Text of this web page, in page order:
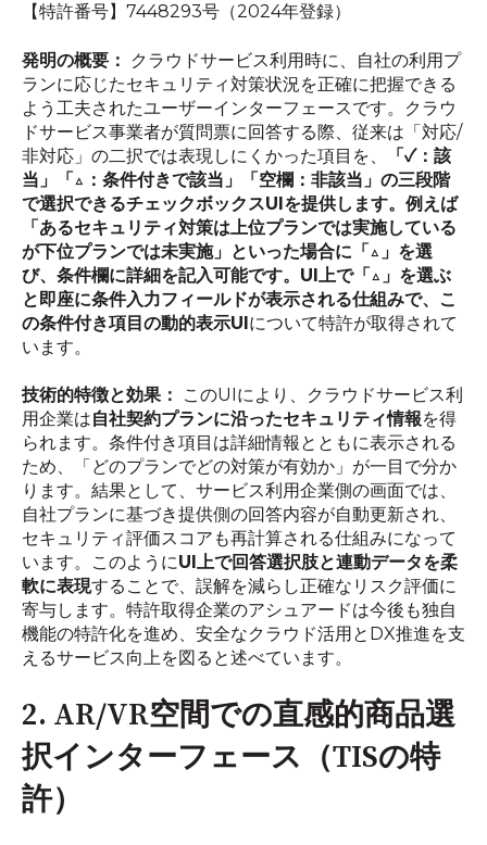
【特許番号】7448293号（2024年登録）
発明の概要：
クラウドサービス利用時に、自社の利用プ
ランに応じたセキュリティ対策状況を正確に把握できる
よう工夫されたユーザーインターフェースです。クラウ
ドサービス事業者が質問票に回答する際、従来は「対応/
非対応」の二択では表現しにくかった項目を、
「✓：該
当」「△：条件付きで該当」「空欄：非該当」の三段階
で選択できるチェックボックスUIを提供します。例えば
「あるセキュリティ対策は上位プランでは実施している
が下位プランでは未実施」といった場合に「△」を選
び、条件欄に詳細を記入可能です。UI上で「△」を選ぶ
と即座に条件入力フィールドが表示される仕組みで、こ
の条件付き項目の動的表示UIについて特許が取得されて
います。
技術的特徴と効果：
このUIにより、クラウドサービス利
用企業は自社契約プランに沿ったセキュリティ情報を得
られます。条件付き項目は詳細情報とともに表示される
ため、「どのプランでどの対策が有効か」が一目で分か
ります。結果として、サービス利用企業側の画面では、
自社プランに基づき提供側の回答内容が自動更新され、
セキュリティ評価スコアも再計算される仕組みになって
います。このようにUI上で回答選択肢と連動データを柔
軟に表現することで、誤解を減らし正確なリスク評価に
寄与します。特許取得企業のアシュアードは今後も独自
機能の特許化を進め、安全なクラウド活用とDX推進を支
えるサービス向上を図ると述べています。
2. AR/VR空間での直感的商品選
択インターフェース（TISの特
許）